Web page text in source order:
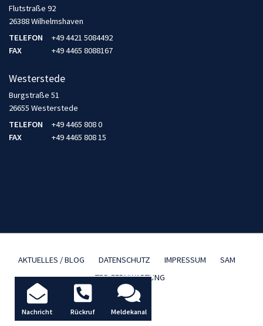
Nachricht Rückruf Meldekanal
Flutstraße 92
26388 Wilhelmshaven
TELEFON
+49 4421 5084492
FAX
+49 4465 8088167
Westerstede
Burgstraße 51
26655 Westerstede
TELEFON
+49 4465 808 0
FAX
+49 4465 808 15
AKTUELLES / BLOG DATENSCHUTZ IMPRESSUM
SAM
TBD FERNWARTUNG